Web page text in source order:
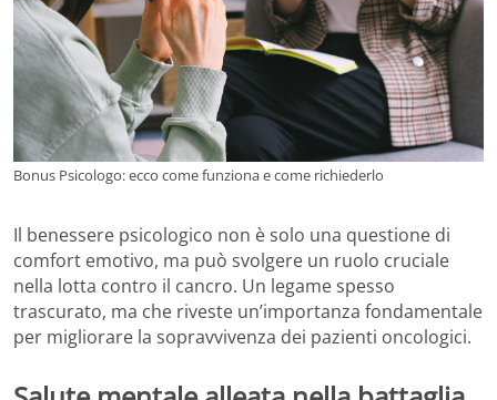
Bonus Psicologo: ecco come funziona e come richiederlo
Il benessere psicologico non è solo una questione di
comfort emotivo, ma può svolgere un ruolo cruciale
nella lotta contro il cancro. Un legame spesso
trascurato, ma che riveste un’importanza fondamentale
per migliorare la sopravvivenza dei pazienti oncologici.